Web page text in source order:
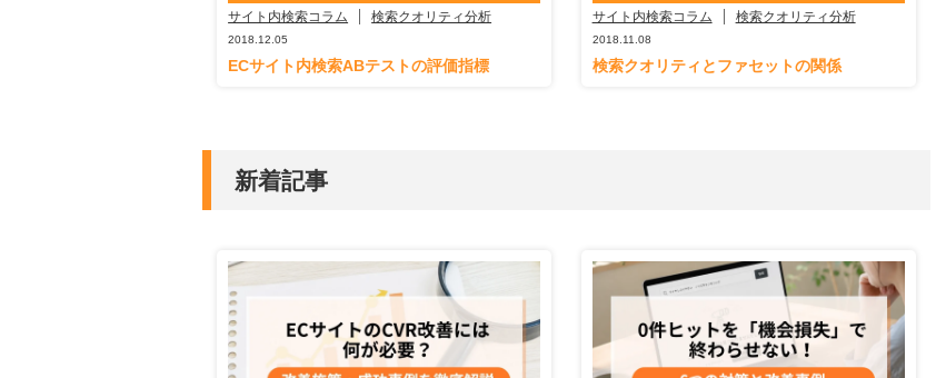
サイト内検索コラム 検索クオリティ分析
2018.12.05
ECサイト内検索ABテストの評価指標
サイト内検索コラム 検索クオリティ分析
2018.11.08
検索クオリティとファセットの関係
新着記事